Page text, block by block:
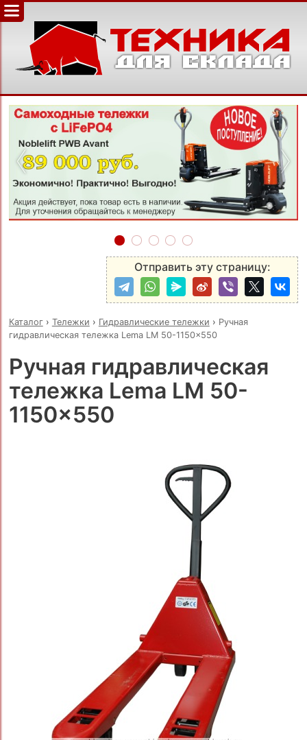
‹ ›
Отправить эту страницу:
Каталог› Тележки › Гидравлические тележки › Ручная
гидравлическая тележка Lema LM 50-1150x550
Ручная гидравлическая
тележка Lema LM 50-
1150x550